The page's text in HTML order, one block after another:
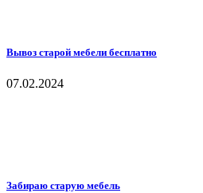
Вывоз старой мебели бесплатно
07.02.2024
Забираю старую мебель